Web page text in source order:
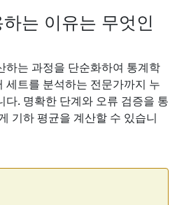
는 이유는 무엇인
하는 과정을 단순화하여 통계학
세트를 분석하는 전문가까지 누
다. 명확한 단계와 오류 검증을 통
기하 평균을 계산할 수 있습니